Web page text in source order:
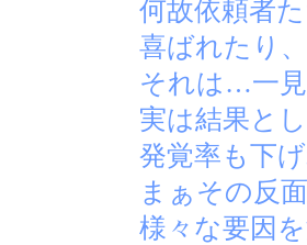
何故依頼者
喜ばれたり
それは…一
実は結果と
発覚率も下
まぁその反
様々な要因